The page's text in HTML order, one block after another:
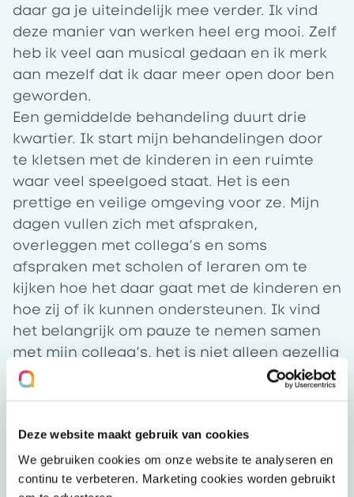
Deze website maakt gebruik van cookies
We gebruiken cookies om onze website te analyseren en
continu te verbeteren. Marketing cookies worden gebruikt
daar ga je uiteindelijk mee verder. Ik vind
deze manier van werken heel erg mooi. Zelf
heb ik veel aan musical gedaan en ik merk
aan mezelf dat ik daar meer open door ben
geworden.
Een gemiddelde behandeling duurt drie
kwartier. Ik start mijn behandelingen door
te kletsen met de kinderen in een ruimte
waar veel speelgoed staat. Het is een
prettige en veilige omgeving voor ze. Mijn
dagen vullen zich met afspraken,
overleggen met collega’s en soms
afspraken met scholen of leraren om te
kijken hoe het daar gaat met de kinderen en
hoe zij of ik kunnen ondersteunen. Ik vind
het belangrijk om pauze te nemen samen
met mijn collega’s, het is niet alleen gezellig
maar zorgt voor verbinding en ontspanning,
juist als we druk zijn. Ik zie die verbinding
Als ik bijvoorbeeld een heftige begeleiding
heb gehad of wil praten met een collega is
daar ruimte voor. Die maken we!